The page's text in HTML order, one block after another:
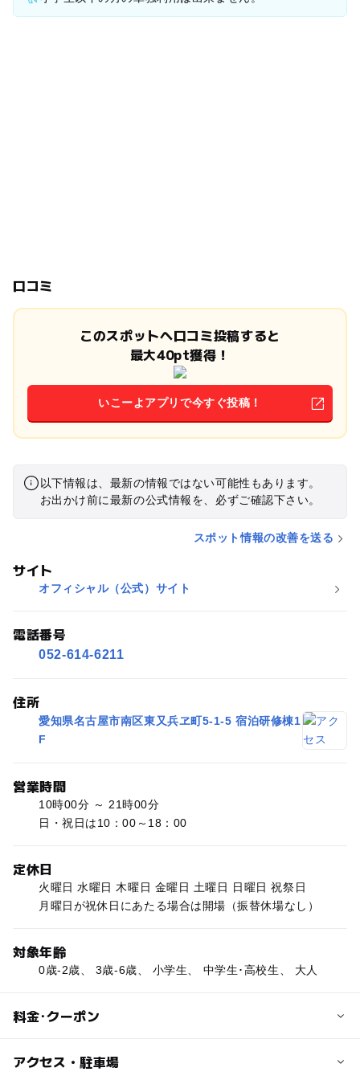
口コミ
このスポットへ口コミ投稿すると
最大40pt獲得！
いこーよアプリで今すぐ投稿！
以下情報は、最新の情報ではない可能性もあります。
お出かけ前に最新の公式情報を、必ずご確認下さい。
スポット情報の改善を送る
サイト
オフィシャル（公式）サイト
電話番号
052-614-6211
住所
愛知県名古屋市南区東又兵ヱ町5-1-5 宿泊研修棟1
F
営業時間
10時00分 ～ 21時00分
日・祝日は10：00～18：00
定休日
火曜日 水曜日 木曜日 金曜日 土曜日 日曜日 祝祭日
月曜日が祝休日にあたる場合は開場（振替休場なし）
対象年齢
0歳-2歳、 3歳-6歳、 小学生、 中学生･高校生、 大人
料金･クーポン
子供の料金
アクセス・駐車場